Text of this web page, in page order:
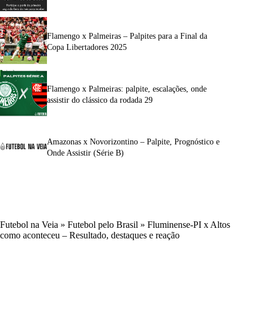
Flamengo x Palmeiras – Palpites para a Final da
Copa Libertadores 2025
Flamengo x Palmeiras: palpite, escalações, onde
assistir do clássico da rodada 29
Amazonas x Novorizontino – Palpite, Prognóstico e
Onde Assistir (Série B)
Futebol na Veia » Futebol pelo Brasil » Fluminense-PI x Altos
como aconteceu – Resultado, destaques e reação